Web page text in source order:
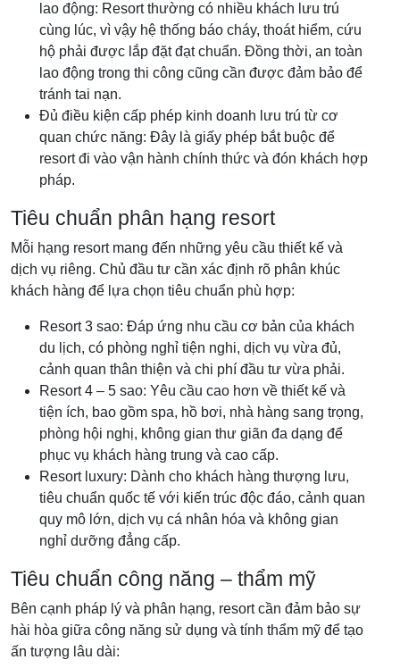
lao động: Resort thường có nhiều khách lưu trú
cùng lúc, vì vậy hệ thống báo cháy, thoát hiểm, cứu
hộ phải được lắp đặt đạt chuẩn. Đồng thời, an toàn
lao động trong thi công cũng cần được đảm bảo để
tránh tai nạn.
Đủ điều kiện cấp phép kinh doanh lưu trú từ cơ
quan chức năng: Đây là giấy phép bắt buộc để
resort đi vào vận hành chính thức và đón khách hợp
pháp.
Tiêu chuẩn phân hạng resort
Mỗi hạng resort mang đến những yêu cầu thiết kế và
dịch vụ riêng. Chủ đầu tư cần xác định rõ phân khúc
khách hàng để lựa chọn tiêu chuẩn phù hợp:
Resort 3 sao: Đáp ứng nhu cầu cơ bản của khách
du lịch, có phòng nghỉ tiện nghi, dịch vụ vừa đủ,
cảnh quan thân thiện và chi phí đầu tư vừa phải.
Resort 4 – 5 sao: Yêu cầu cao hơn về thiết kế và
tiện ích, bao gồm spa, hồ bơi, nhà hàng sang trọng,
phòng hội nghị, không gian thư giãn đa dạng để
phục vụ khách hàng trung và cao cấp.
Resort luxury: Dành cho khách hàng thượng lưu,
tiêu chuẩn quốc tế với kiến trúc độc đáo, cảnh quan
quy mô lớn, dịch vụ cá nhân hóa và không gian
nghỉ dưỡng đẳng cấp.
Tiêu chuẩn công năng – thẩm mỹ
Bên cạnh pháp lý và phân hạng, resort cần đảm bảo sự
hài hòa giữa công năng sử dụng và tính thẩm mỹ để tạo
ấn tượng lâu dài: